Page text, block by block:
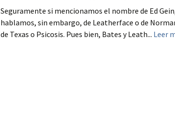
Seguramente si mencionamos el nombre de Ed
hablamos, sin embargo, de Leatherface o de
de Texas o Psicosis. Pues bien, Bates y Leath... Leer